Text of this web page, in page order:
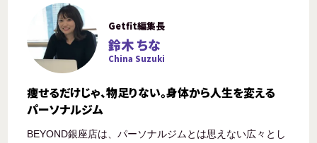
Getfit編集長
鈴木 ちな
China Suzuki
痩せるだけじゃ、物足りない。身体から人生を変える
パーソナルジム
BEYOND銀座店は、パーソナルジムとは思えない広々とし